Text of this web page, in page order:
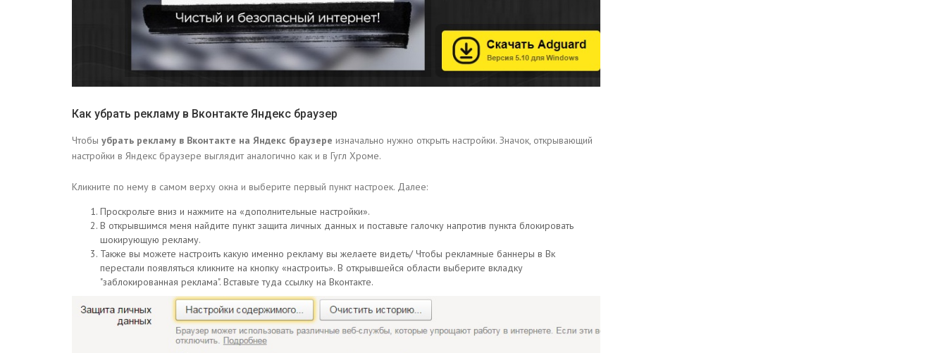
Как убрать рекламу в Вконтакте Яндекс браузер
Чтобы убрать рекламу в Вконтакте на Яндекс браузере изначально нужно открыть настройки. Значок, открывающий
настройки в Яндекс браузере выглядит аналогично как и в Гугл Хроме.
Кликните по нему в самом верху окна и выберите первый пункт настроек. Далее:
Проскрольте вниз и нажмите на «дополнительные настройки».
В открывшимся меня найдите пункт защита личных данных и поставьте галочку напротив пункта блокировать
шокирующую рекламу.
Также вы можете настроить какую именно рекламу вы желаете видеть/ Чтобы рекламные баннеры в Вк
перестали появляться кликните на кнопку «настроить». В открывшейся области выберите вкладку
"заблокированная реклама". Вставьте туда ссылку на Вконтакте.